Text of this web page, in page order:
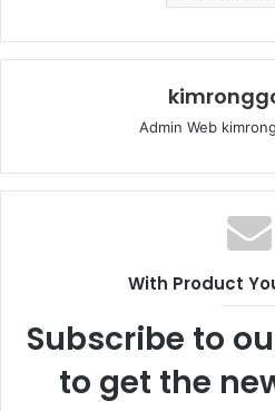
Admin Web
With Product
Subscribe to
to get the